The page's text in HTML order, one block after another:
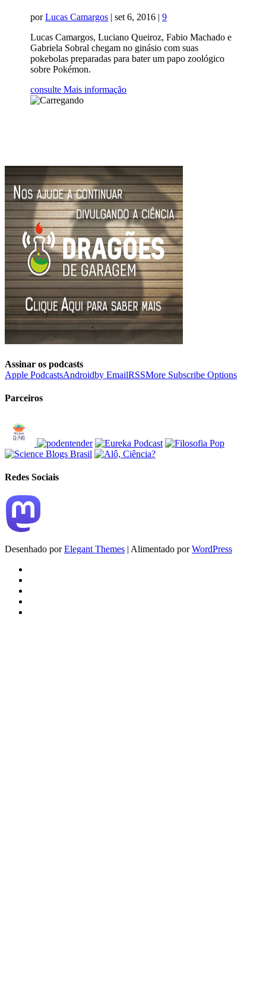
porLucas Camargos |set 6, 2016 |9
Lucas Camargos, Luciano Queiroz, Fabio Machado e
Gabriela Sobral chegam no ginásio com suas
pokebolas preparadas para bater um papo zoológico
sobre Pokémon.
consulte Mais informação
Assinar os podcasts
Apple PodcastsAndroidby EmailRSSMore Subscribe Options
Parceiros
Redes Sociais
Desenhado porElegant Themes | Alimentado porWordPress